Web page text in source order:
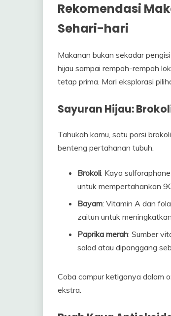
Rekomendasi
Sehari-hari
Makanan bukan sekadar
hijau sampai rempah-rempah
tetap prima. Mari eksplorasi
Sayuran Hijau:
Tahukah kamu, satu porsi
benteng pertahanan tubuh.
Brokoli: Kaya
untuk mempertahankan
Bayam: Vitamin A dan
zaitun untuk
Paprika merah: Sumber
salad atau dipanggang
Coba campur ketiganya dalam
ekstra.